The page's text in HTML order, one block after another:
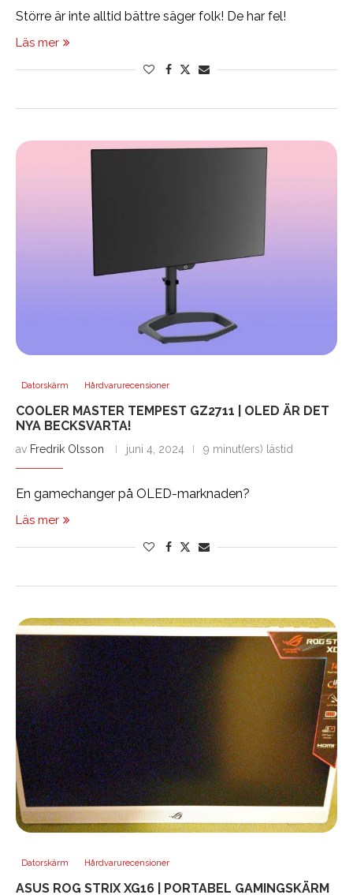
Större är inte alltid bättre säger folk! De har fel!
Läs mer
Datorskärm Hårdvarurecensioner
COOLER MASTER TEMPEST GZ2711 | OLED ÄR DET
NYA BECKSVARTA!
av Fredrik Olsson juni 4, 2024 9 minut(ers) lästid
En gamechanger på OLED-marknaden?
Läs mer
Datorskärm Hårdvarurecensioner
ASUS ROG STRIX XG16 | PORTABEL GAMINGSKÄRM